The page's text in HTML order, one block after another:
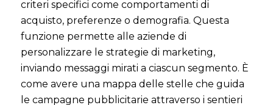
criteri specifici come comportamenti di
acquisto, preferenze o demografia. Questa
funzione permette alle aziende di
personalizzare le strategie di marketing,
inviando messaggi mirati a ciascun segmento. È
come avere una mappa delle stelle che guida
le campagne pubblicitarie attraverso i sentieri